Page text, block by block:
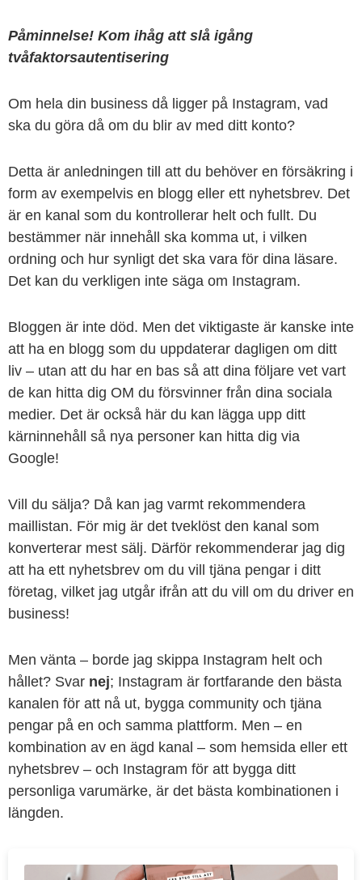
Påminnelse! Kom ihåg att slå igång
tvåfaktorsautentisering
Om hela din business då ligger på Instagram, vad
ska du göra då om du blir av med ditt konto?
Detta är anledningen till att du behöver en försäkring i
form av exempelvis en blogg eller ett nyhetsbrev. Det
är en kanal som du kontrollerar helt och fullt. Du
bestämmer när innehåll ska komma ut, i vilken
ordning och hur synligt det ska vara för dina läsare.
Det kan du verkligen inte säga om Instagram.
Bloggen är inte död. Men det viktigaste är kanske inte
att ha en blogg som du uppdaterar dagligen om ditt
liv – utan att du har en bas så att dina följare vet vart
de kan hitta dig OM du försvinner från dina sociala
medier. Det är också här du kan lägga upp ditt
kärninnehåll så nya personer kan hitta dig via
Google!
Vill du sälja? Då kan jag varmt rekommendera
maillistan. För mig är det tveklöst den kanal som
konverterar mest sälj. Därför rekommenderar jag dig
att ha ett nyhetsbrev om du vill tjäna pengar i ditt
företag, vilket jag utgår ifrån att du vill om du driver en
business!
Men vänta – borde jag skippa Instagram helt och
hållet? Svar nej; Instagram är fortfarande den bästa
kanalen för att nå ut, bygga community och tjäna
pengar på en och samma plattform. Men – en
kombination av en ägd kanal – som hemsida eller ett
nyhetsbrev – och Instagram för att bygga ditt
personliga varumärke, är det bästa kombinationen i
längden.